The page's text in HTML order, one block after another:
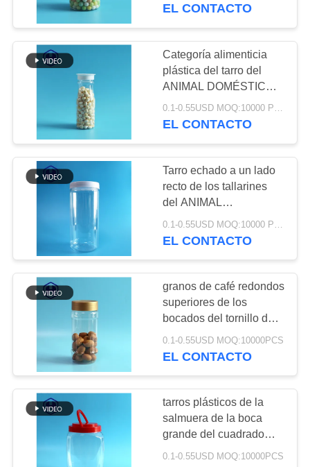
MAPA
DEL
POLÍTICA
DE
PRIVACIDAD
Botella del ANIMAL
DOMÉSTICO de la
salsa
10
Envases de plástico
de IML
Caja de IML
28
EL CONTACTO
Categoría alimenticia
plástica del tarro del
ANIMAL DOMÉSTICO
hermético de 205ml 7oz
para las barras de
0.1-0.55USD MOQ:10000 PCS
EL CONTACTO
Tarro echado a un lado
recto de los tallarines
del ANIMAL
DOMÉSTICO plástico
claro de las pastas
EL CONTACTO
granos de café redondos
superiores de los
bocados del tornillo del
oro de la botella del tarro
del ANIMAL
0.1-0.55USD MOQ:10000PCS
EL CONTACTO
tarros plásticos de la
salmuera de la boca
grande del cuadrado
2250ml con el embalaje
0.1-0.55USD MOQ:10000PCS